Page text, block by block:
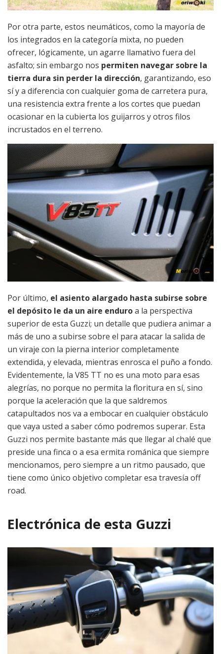
Por otra parte, estos neumáticos, como la mayoría de
los integrados en la categoría mixta, no pueden
ofrecer, lógicamente, un agarre llamativo fuera del
asfalto; sin embargo nos permiten navegar sobre la
tierra dura sin perder la dirección, garantizando, eso
sí y a diferencia con cualquier goma de carretera pura,
una resistencia extra frente a los cortes que puedan
ocasionar en la cubierta los guijarros y otros filos
incrustados en el terreno.
Por último, el asiento alargado hasta subirse sobre
el depósito le da un aire enduroa la perspectiva
superior de esta Guzzi; un detalle que pudiera animar a
más de uno a subirse sobre el para atacar la salida de
un viraje con la pierna interior completamente
extendida, y elevada, mientras enrosca el puño a fondo.
Evidentemente, la V85 TT no es una moto para esas
alegrías, no porque no permita la floritura en sí, sino
porque la aceleración que la que saldremos
catapultados nos va a embocar en cualquier obstáculo
que vaya usted a saber cómo podremos superar. Esta
Guzzi nos permite bastante más que llegar al chalé que
preside una finca o a esa ermita románica que siempre
mencionamos, pero siempre a un ritmo pausado, que
tiene como único objetivo completar esa travesía off
road.
Electrónica de esta Guzzi